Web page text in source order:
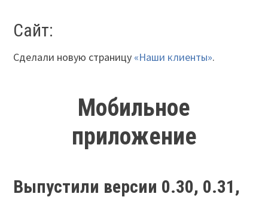
Сайт:
Сделали новую страницу «Наши клиенты».
Мобильное
приложение
Выпустили версии 0.30, 0.31,